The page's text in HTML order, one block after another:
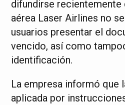
difundirse recientemente
aérea Laser Airlines no
usuarios presentar el
vencido, así como
identificación.
La empresa informó que
aplicada por